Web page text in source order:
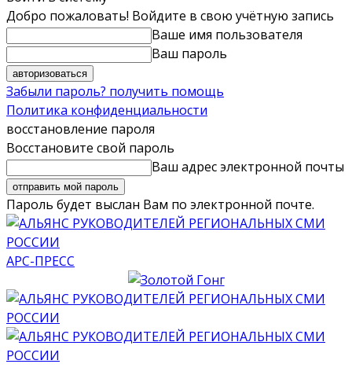
Добро пожаловать! Войдите в свою учётную запись
Ваше имя пользователя
Ваш пароль
Забыли пароль? получить помощь
Политика конфиденциальности
восстановление пароля
Восстановите свой пароль
Ваш адрес электронной почты
Пароль будет выслан Вам по электронной почте.
АРС-ПРЕСС